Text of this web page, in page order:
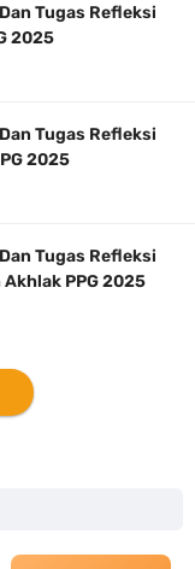
Tugas Refleksi
2025
Tugas Refleksi
2025
Tugas Refleksi
PPG 2025